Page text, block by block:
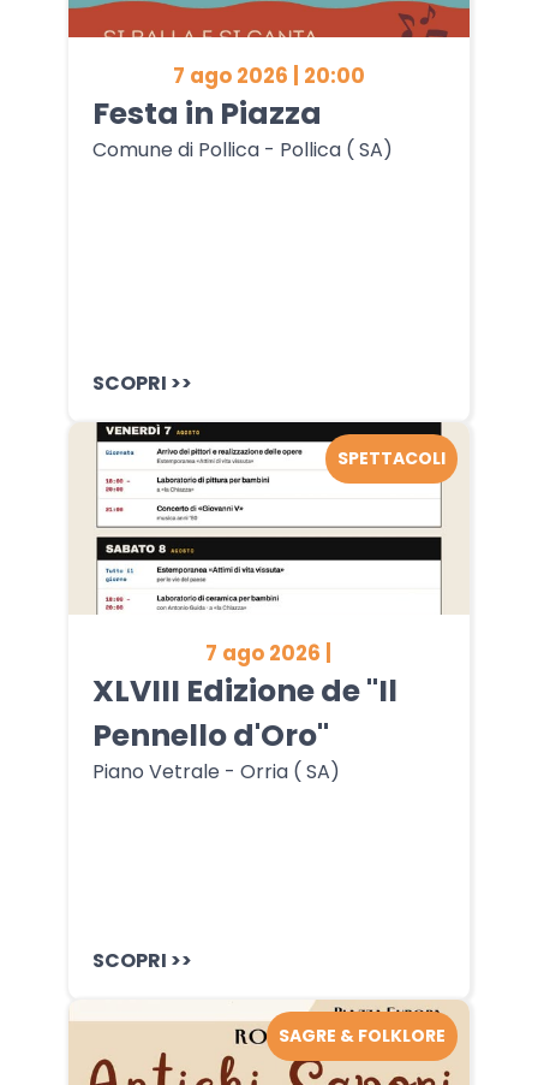
7 ago 2026 | 20:00
Festa in Piazza
Comune di Pollica - Pollica ( SA)
SCOPRI >>
7 ago 2026 |
XLVIII Edizione de "Il
Pennello d'Oro"
Piano Vetrale - Orria ( SA)
SCOPRI >>
SPETTACOLI
SAGRE & FOLKLORE